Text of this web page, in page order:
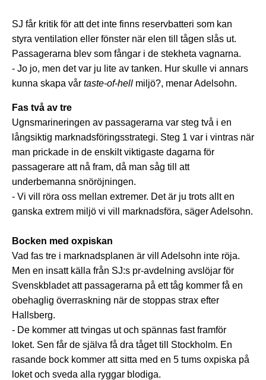
SJ får kritik för att det inte finns reservbatteri som kan
styra ventilation eller fönster när elen till tågen slås ut.
Passagerarna blev som fångar i de stekheta vagnarna.
- Jo jo, men det var ju lite av tanken. Hur skulle vi annars
kunna skapa vår taste-of-hell miljö?, menar Adelsohn.
Fas två av tre
Ugnsmarineringen av passagerarna var steg två i en
långsiktig marknadsföringsstrategi. Steg 1 var i vintras när
man prickade in de enskilt viktigaste dagarna för
passagerare att nå fram, då man såg till att
underbemanna snöröjningen.
- Vi vill röra oss mellan extremer. Det är ju trots allt en
ganska extrem miljö vi vill marknadsföra, säger Adelsohn.
Bocken med oxpiskan
Vad fas tre i marknadsplanen är vill Adelsohn inte röja.
Men en insatt källa från SJ:s pr-avdelning avslöjar för
Svenskbladet att passagerarna på ett tåg kommer få en
obehaglig överraskning när de stoppas strax efter
Hallsberg.
- De kommer att tvingas ut och spännas fast framför
loket. Sen får de själva få dra tåget till Stockholm. En
rasande bock kommer att sitta med en 5 tums oxpiska på
loket och sveda alla ryggar blodiga.